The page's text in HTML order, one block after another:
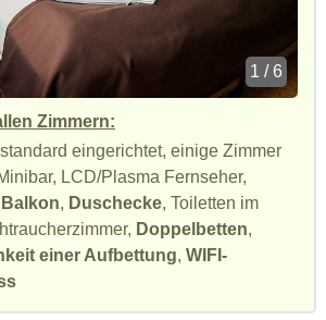
1 / 6
Zimmern:
eingerichtet, einige Zimmer
LCD/Plasma Fernseher,
, Duschecke, Toiletten im
Doppelbetten,
einer Aufbettung, WIFI-